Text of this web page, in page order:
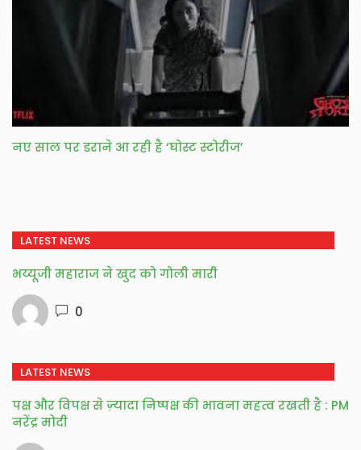
नए साल पर डराने आ रही है ‘घोस्ट स्टोरीज’
LATEST NEWS
भय्यूजी महाराज ने खुद को गोली मारी
0
LATEST NEWS
पक्ष और विपक्ष से ज़्यादा निष्पक्ष की भावना महत्व रखती है : PM
नरेंद्र मोदी